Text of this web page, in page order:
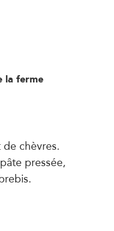
la ferme
chèvres.
pressée,